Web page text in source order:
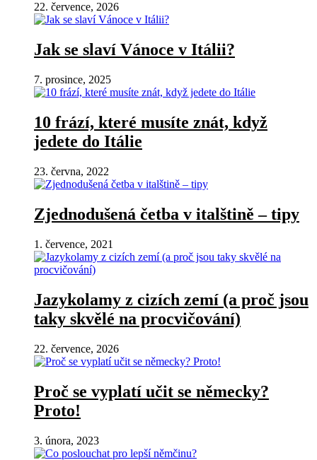
22. července, 2026
Jak se slaví Vánoce v Itálii?
7. prosince, 2025
10 frází, které musíte znát, když
jedete do Itálie
23. června, 2022
Zjednodušená četba v italštině – tipy
1. července, 2021
Jazykolamy z cizích zemí (a proč jsou
taky skvělé na procvičování)
22. července, 2026
Proč se vyplatí učit se německy?
Proto!
3. února, 2023